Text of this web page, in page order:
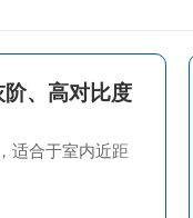
、高对比度
适合于室内近距